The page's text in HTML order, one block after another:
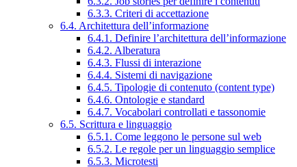
6.3.3. Criteri di accettazione
6.4. Architettura dell’informazione
6.4.1. Definire l’architettura dell’informazione
6.4.2. Alberatura
6.4.3. Flussi di interazione
6.4.4. Sistemi di navigazione
6.4.5. Tipologie di contenuto (content type)
6.4.6. Ontologie e standard
6.4.7. Vocabolari controllati e tassonomie
6.5. Scrittura e linguaggio
6.5.1. Come leggono le persone sul web
6.5.2. Le regole per un linguaggio semplice
6.5.3. Microtesti